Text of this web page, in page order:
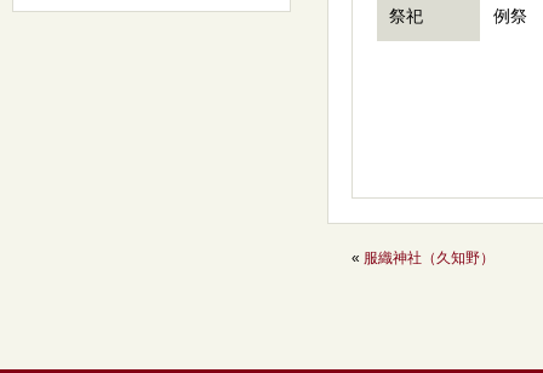
祭祀 例
« 服織神社（久知野）